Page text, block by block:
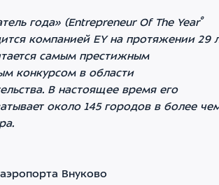
года» (Entrepreneur Of The Year®
компанией EY на протяжении 29
самым престижным
конкурсом в области
В настоящее время его
около 145 городов в более
Внуково